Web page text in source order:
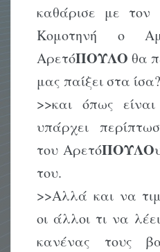
καθάρισε με τον
Κομοτηνή ο
ΑρετόΠΟΥΛΟ θα
μας παίξει στα
>>και όπως
υπάρχει
του ΑρετόΠΟΥΛΟ
του.
>>Αλλά και να
οι άλλοι τι να
κανένας τους